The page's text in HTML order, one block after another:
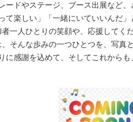
ードやステージ、ブース出展など、
て楽しい」「一緒にいていいんだ
一人ひとりの笑顔や、応援してく
そんな歩みの一つひとつを、写真
感謝を込めて、そしてこれから